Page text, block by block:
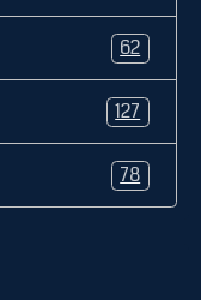
62
127
78